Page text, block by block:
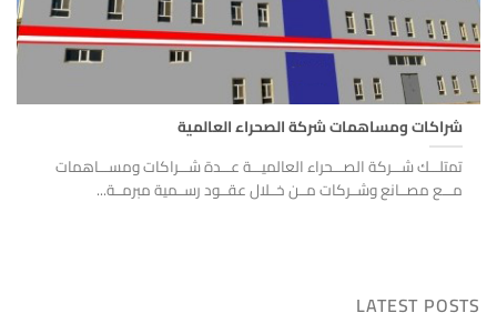
شراكات ومساهمات شركة الصحراء العالمية
تمتلـــك شـــركة الصـــحراء العالميـــة عـــدة شـــراكات ومســـاهمات
مـــع مصــانع وشــركات مــن خــلال عقــود رســمية مبرمــة...
LATEST POSTS